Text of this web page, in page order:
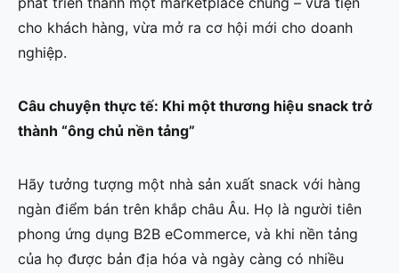
cho khách hàng, vừa mở ra cơ hội mới cho doanh
nghiệp.
Câu chuyện thực tế: Khi một thương hiệu snack trở
thành “ông chủ nền tảng”
Hãy tưởng tượng một nhà sản xuất snack với hàng
ngàn điểm bán trên khắp châu Âu. Họ là người tiên
phong ứng dụng B2B eCommerce, và khi nền tảng
của họ được bản địa hóa và ngày càng có nhiều